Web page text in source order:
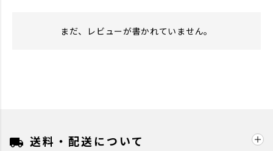
まだ、レビューが書かれていません。
local_shipping 送料・配送について